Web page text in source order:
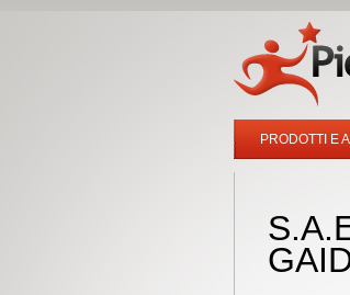
PRODOTTI E